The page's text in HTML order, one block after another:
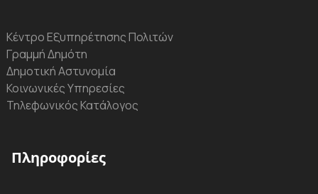
Κέντρο Εξυπηρέτησης Πολιτών
Γραμμή Δημότη
Δημοτική Αστυνομία
Κοινωνικές Υπηρεσίες
Τηλεφωνικός Κατάλογος
Πληροφορίες